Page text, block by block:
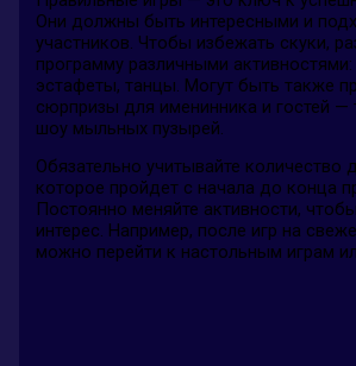
Они должны быть интересными и
участников. Чтобы избежать скуки,
программу различными
эстафеты, танцы. Могут быть также
сюрпризы для именинника и гостей —
шоу мыльных пузырей.
Обязательно учитывайте количество
которое пройдет с начала до конца
Постоянно меняйте активности,
интерес. Например, после игр на
можно перейти к настольным играм